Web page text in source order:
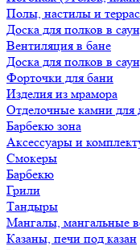
Полы, настилы и
Доска для полков в
Вентиляция в бане
Доска для полков в
Форточки для бани
Изделия из мрамора
Отделочные камни
Барбекю зона
Аксессуары и
Смокеры
Барбекю
Грили
Тандыры
Мангалы, мангальные
Казаны, печи под казан